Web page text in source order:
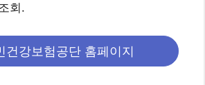
회.
건강보험공단 홈페이지